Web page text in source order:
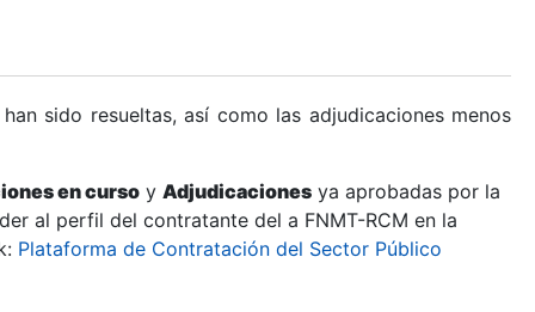
sido resueltas, así como las adjudicaciones menos
en curso y Adjudicaciones ya aprobadas por la
al perfil del contratante del a FNMT-RCM en la
Plataforma de Contratación del Sector Público